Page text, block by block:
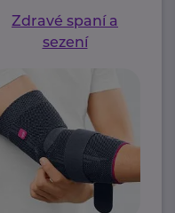
Zdravé spaní a
sezení